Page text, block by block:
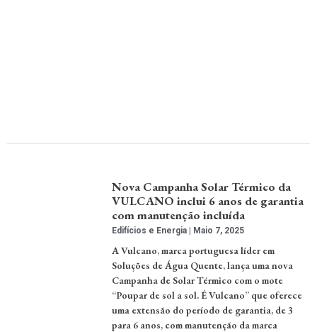
Nova Campanha Solar Térmico da
VULCANO inclui 6 anos de garantia
com manutenção incluída
Edifícios e Energia Maio 7, 2025
A Vulcano, marca portuguesa líder em
Soluções de Água Quente, lança uma nova
Campanha de Solar Térmico com o mote
“Poupar de sol a sol. É Vulcano” que oferece
uma extensão do período de garantia, de 3
para 6 anos, com manutenção da marca